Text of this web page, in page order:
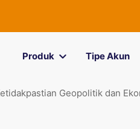
Produk Tipe Akun
Geopolitik dan